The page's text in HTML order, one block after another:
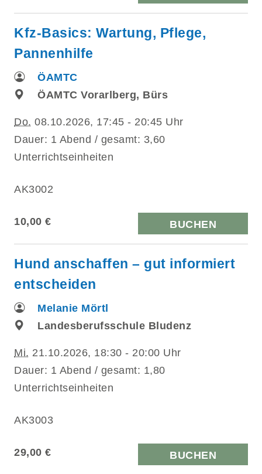
Kfz-Basics: Wartung, Pflege,
Pannenhilfe
ÖAMTC
ÖAMTC Vorarlberg, Bürs
Do. 08.10.2026, 17:45 - 20:45 Uhr
Dauer: 1 Abend / gesamt: 3,60
Unterrichtseinheiten
AK3002
10,00 € BUCHEN
Hund anschaffen – gut informiert
entscheiden
Melanie Mörtl
Landesberufsschule Bludenz
Mi. 21.10.2026, 18:30 - 20:00 Uhr
Dauer: 1 Abend / gesamt: 1,80
Unterrichtseinheiten
AK3003
29,00 € BUCHEN